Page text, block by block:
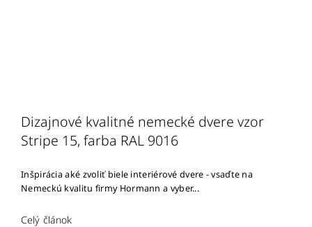
Dizajnové kvalitné nemecké dvere vzor
Stripe 15, farba RAL 9016
Inšpirácia aké zvoliť biele interiérové dvere - vsaďte na
Nemeckú kvalitu firmy Hormann a vyber...
Celý článok